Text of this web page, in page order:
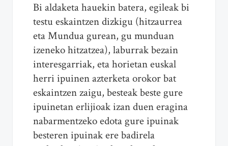
Bi aldaketa hauekin batera, egileak bi
testu eskaintzen dizkigu (hitzaurrea
eta Mundua gurean, gu munduan
izeneko hitzatzea), laburrak bezain
interesgarriak, eta horietan euskal
herri ipuinen azterketa orokor bat
eskaintzen zaigu, besteak beste gure
ipuinetan erlijioak izan duen eragina
nabarmentzeko edota gure ipuinak
besteren ipuinak ere badirela